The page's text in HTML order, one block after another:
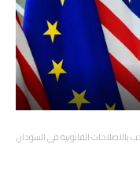
بالاصلاحات القانونية في السودان